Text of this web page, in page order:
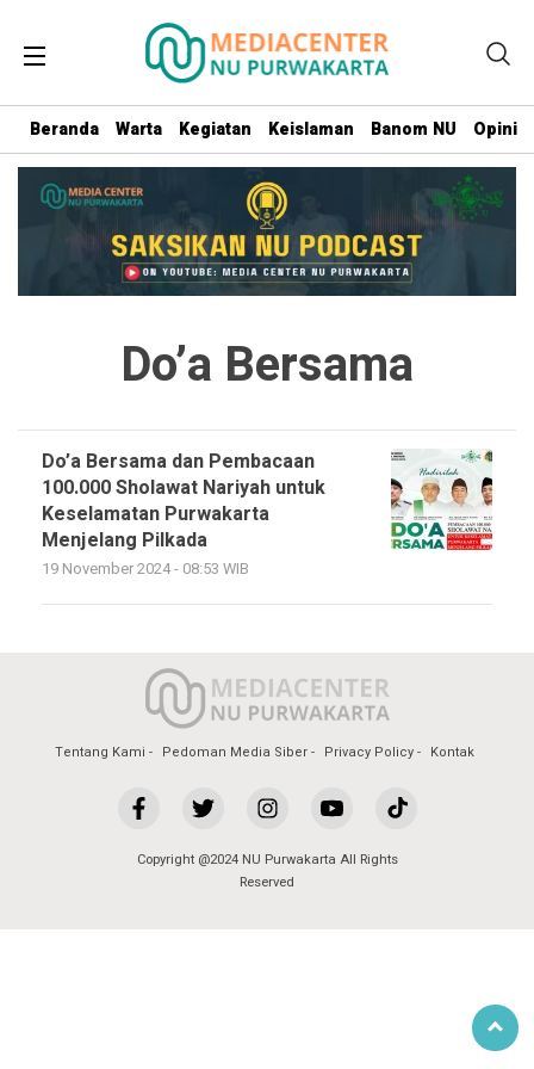
Beranda Warta Kegiatan Keislaman Banom NU Opini
Do’a Bersama
Do’a Bersama dan Pembacaan
100.000 Sholawat Nariyah untuk
Keselamatan Purwakarta
Menjelang Pilkada
19 November 2024 - 08:53 WIB
Tentang Kami Pedoman Media Siber Privacy Policy Kontak
Copyright @2024 NU Purwakarta All Rights
Reserved